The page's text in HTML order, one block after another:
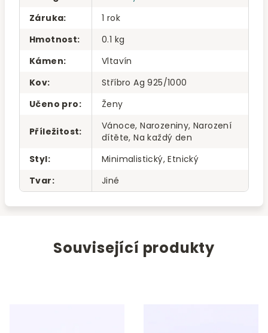
Záruka:
1 rok
Hmotnost:
0.1 kg
Kámen:
Vltavín
Kov:
Stříbro Ag 925/1000
Učeno pro: Ženy
Příležitost:
Vánoce, Narozeniny, Narození
dítěte, Na každý den
Styl:
Minimalistický, Etnický
Tvar: Jiné
Související produkty